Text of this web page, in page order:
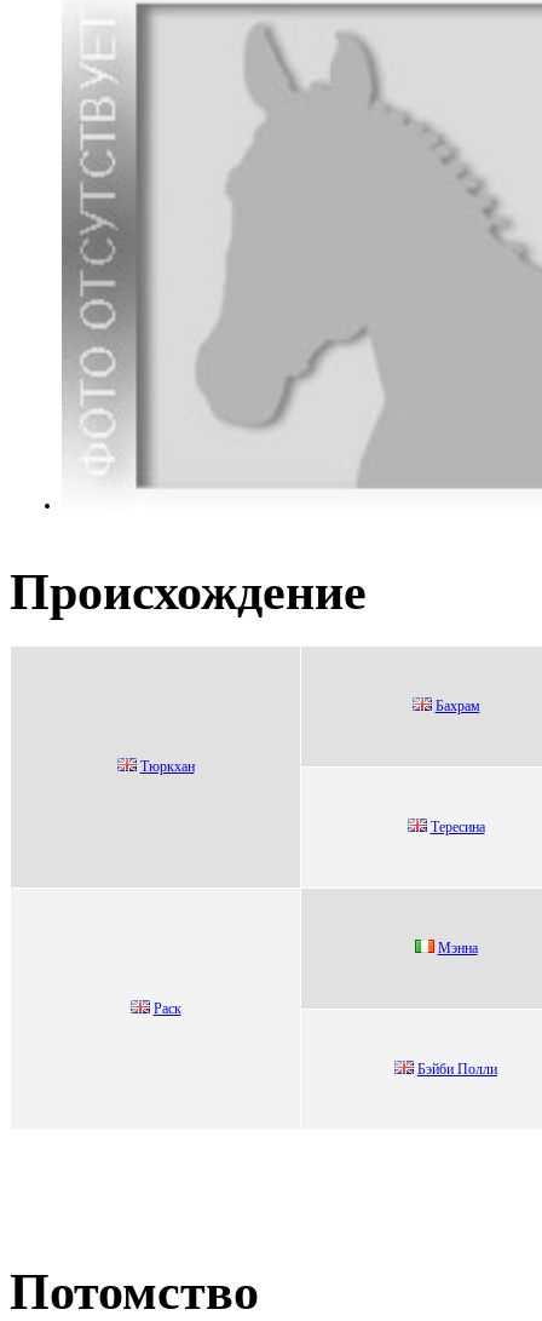
Происхождение
Tюpкxан
Бaxpaм
Tеpесинa
Pаcк
Mэнна
Бэйби Пoлли
Потомство